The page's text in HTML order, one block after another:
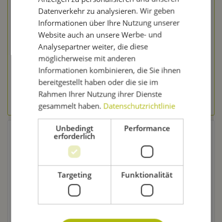
- 23 Liter
1.7 Kilogramm(7,94 € * / 1 Kilogramm)
13,49 € *
Merken
In den Warenkorb
zum Produkt
Deutsche Rezepte in Gozdawa Bierkits
Aus einem Gozdawa Bierkit Oberschlesische Brauerei
leckere Deutsche Bierebrauen. Zum
Beispiel ein Deutsches Pils, dem Du im Geruch und im
Geschmack eine leichte Hopfennote nicht absprechen
Datenverkehr zu analysieren. Wir geben
Informationen über Ihre Nutzung unserer
Website auch an unsere Werbe- und
Analysepartner weiter, die diese
möglicherweise mit anderen
Informationen kombinieren, die Sie ihnen
bereitgestellt haben oder die sie im
Rahmen Ihrer Nutzung ihrer Dienste
gesammelt haben. Datenschutzrichtlinie
Unbedingt
erforderlich
Performance
Targeting Funktionalität